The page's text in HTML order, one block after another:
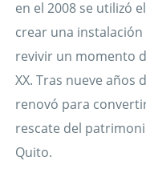
en el 2008 se utilizó
crear una
revivir un momento
XX. Tras nueve
renovó para
rescate del
Quito.